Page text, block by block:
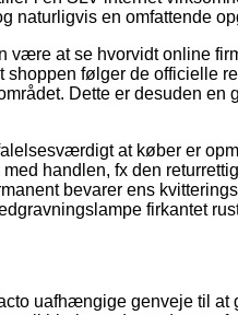
naturligvis en omfattende
være at se hvorvidt online
shoppen følger de officielle
Dette er desuden
at køber er
handlen, fx den
bevarer ens
firkantet
uafhængige genveje til